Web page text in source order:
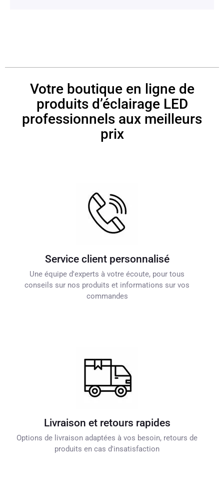
Votre boutique en ligne de
produits d’éclairage LED
professionnels aux meilleurs
prix
Service client personnalisé
Une équipe d'experts à votre écoute, pour tous
conseils sur nos produits et informations sur vos
commandes
Livraison et retours rapides
Options de livraison adaptées à vos besoin, retours de
produits en cas d'insatisfaction